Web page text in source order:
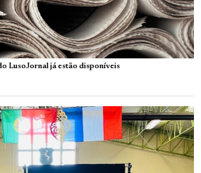
LusoJornal já estão disponíveis